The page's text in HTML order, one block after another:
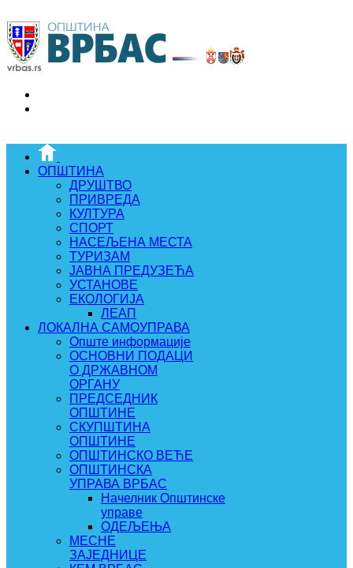
ОПШТИНА
ДРУШТВО
ПРИВРЕДА
КУЛТУРА
СПОРТ
НАСЕЉЕНА МЕСТА
ТУРИЗАМ
ЈАВНА ПРЕДУЗЕЋА
УСТАНОВЕ
ЕКОЛОГИЈА
ЛЕАП
ЛОКАЛНА САМОУПРАВА
Опште информације
ОСНОВНИ ПОДАЦИ
О ДРЖАВНОМ
ОРГАНУ
ПРЕДСЕДНИК
ОПШТИНЕ
СКУПШТИНА
ОПШТИНЕ
ОПШТИНСКО ВЕЋЕ
ОПШТИНСКА
УПРАВА ВРБАС
Начелник Општинске
управе
ОДЕЉЕЊА
МЕСНЕ
ЗАЈЕДНИЦЕ